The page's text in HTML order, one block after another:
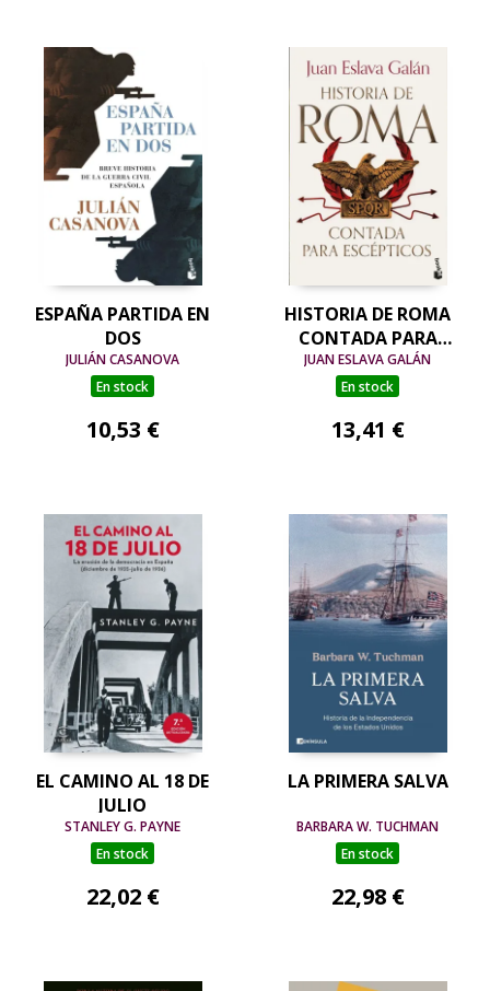
ESPAÑA PARTIDA EN
DOS
JULIÁN CASANOVA
En stock
10,53 €
HISTORIA DE ROMA
CONTADA PARA
ESCÉPTICOS
JUAN ESLAVA GALÁN
En stock
13,41 €
EL CAMINO AL 18 DE
JULIO
STANLEY G. PAYNE
En stock
22,02 €
LA PRIMERA SALVA
BARBARA W. TUCHMAN
En stock
22,98 €